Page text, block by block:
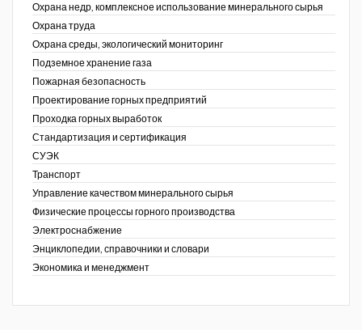
Охрана недр, комплексное использование минерального сырья
Охрана труда
Охрана среды, экологический мониторинг
Подземное хранение газа
Пожарная безопасность
Проектирование горных предприятий
Проходка горных выработок
Стандартизация и сертификация
СУЭК
Транспорт
Управление качеством минерального сырья
Физические процессы горного производства
Электроснабжение
Энциклопедии, справочники и словари
Экономика и менеджмент